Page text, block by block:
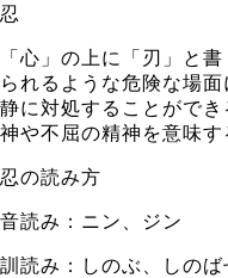
忍
「心」の上に「刃」と
られるような危険な場
静に対処することがで
神や不屈の精神を意味す
忍の読み方
音読み：ニン、ジン
訓読み：しのぶ、しのば